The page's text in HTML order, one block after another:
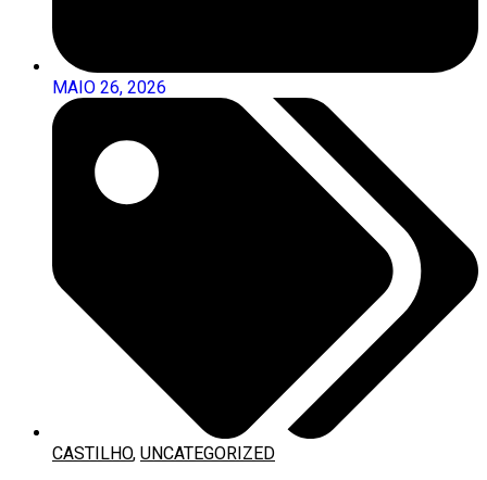
MAIO 26, 2026
CASTILHO, UNCATEGORIZED